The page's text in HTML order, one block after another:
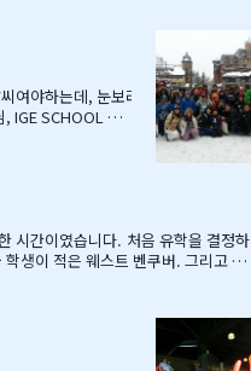
야하는데, 눈보라
IGE SCHOOL 부
까지 준비해주신
시간이였습니다. 처음 유학을 결정하
생이 적은 웨스트 벤쿠버. 그리고 정
을 위한 피자파티에 참석하였고 이